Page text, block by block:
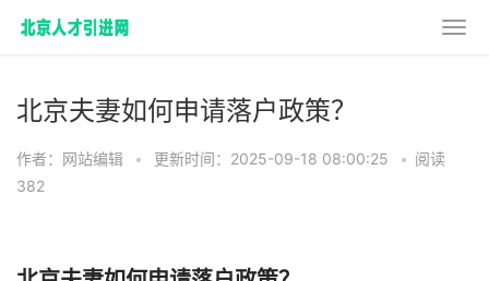
北京夫妻如何申请落户政策？
作者：网站编辑 • 更新时间：2025-09-18 08:00:25 • 阅读
382